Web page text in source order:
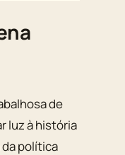
de
luz à história
política